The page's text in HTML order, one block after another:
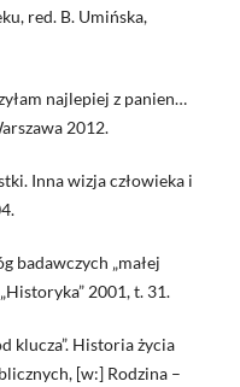
red. B. Umińska,
najlepiej z panien…
2012.
Inna wizja człowieka i
badawczych „małej
2001, t. 31.
klucza”. Historia życia
[w:] Rodzina –